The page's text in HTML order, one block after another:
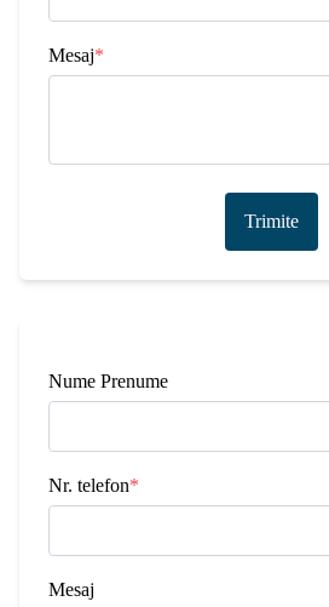
Mesaj*
Trimite
Nume Prenume
Nr. telefon*
Mesaj